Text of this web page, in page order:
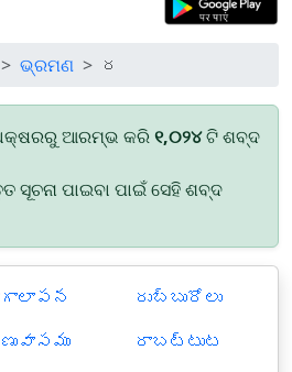
ଭ୍ରମଣ ర
ଆରମ୍ଭ କରି୧,୦୨୪ଟି ଶବ୍ଦ
ପାଇବା ପାଇଁ ସେହି ଶବ୍ଦ
రుబ్బురోలు
రాబట్టుట